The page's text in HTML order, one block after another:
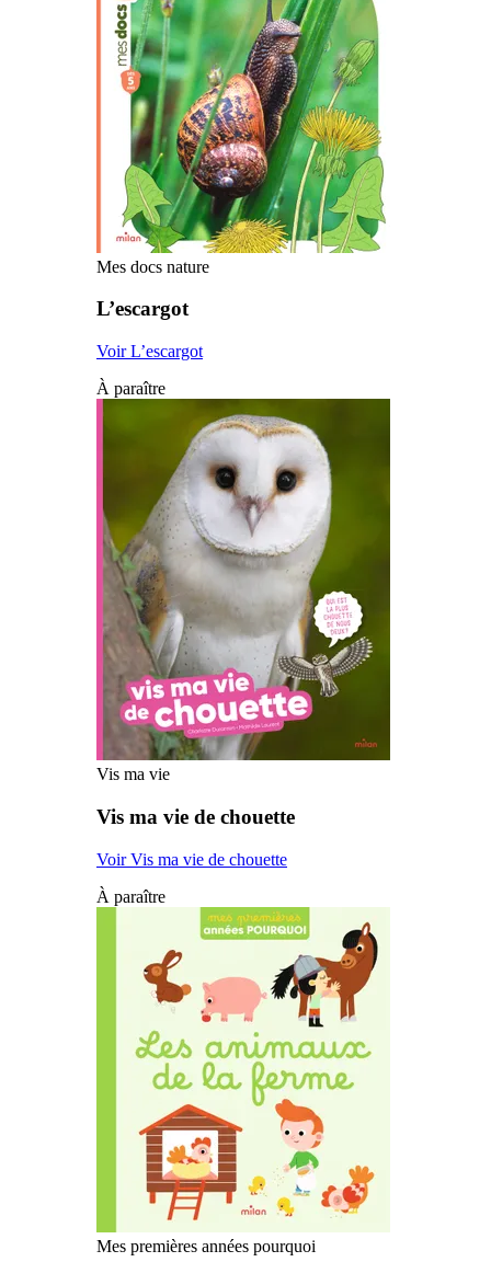
Mes docs nature
L’escargot
Voir L’escargot
À paraître
Vis ma vie
Vis ma vie de chouette
Voir Vis ma vie de chouette
À paraître
Mes premières années pourquoi